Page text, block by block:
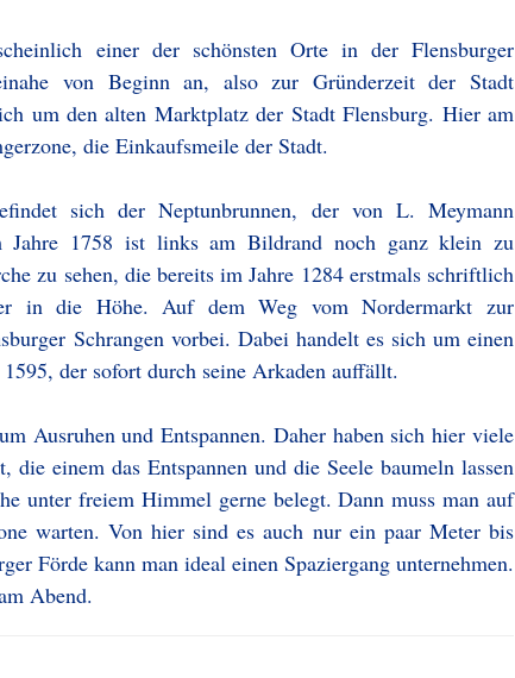
einer der schönsten Orte in der Flensburger
von Beginn an, also zur Gründerzeit der Stadt
um den alten Marktplatz der Stadt Flensburg. Hier am
die Einkaufsmeile der Stadt.
sich der Neptunbrunnen, der von L. Meymann
Jahre 1758 ist links am Bildrand noch ganz klein zu
zu sehen, die bereits im Jahre 1284 erstmals schriftlich
in die Höhe. Auf dem Weg vom Nordermarkt zur
Schrangen vorbei. Dabei handelt es sich um einen
der sofort durch seine Arkaden auffällt.
Ausruhen und Entspannen. Daher haben sich hier viele
die einem das Entspannen und die Seele baumeln lassen
unter freiem Himmel gerne belegt. Dann muss man auf
warten. Von hier sind es auch nur ein paar Meter bis
Förde kann man ideal einen Spaziergang unternehmen.
Abend.